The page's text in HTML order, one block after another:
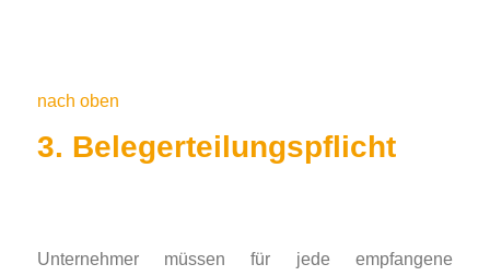
nach oben
3. Belegerteilungspflicht
Unternehmer müssen für jede empfangene